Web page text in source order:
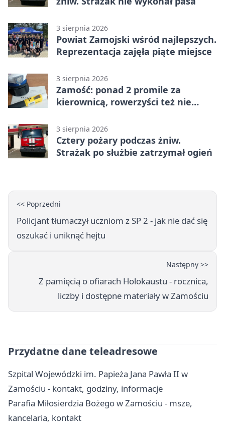
3 sierpnia 2026
Powiat Zamojski wśród najlepszych.
Reprezentacja zajęła piąte miejsce
3 sierpnia 2026
Zamość: ponad 2 promile za
kierownicą, rowerzyści też nie
3 sierpnia 2026
Cztery pożary podczas żniw.
Strażak po służbie zatrzymał ogień
<< Poprzedni
Policjant tłumaczył uczniom z SP 2 - jak nie dać się
oszukać i uniknąć hejtu
Następny >>
Z pamięcią o ofiarach Holokaustu - rocznica,
liczby i dostępne materiały w Zamościu
Przydatne dane teleadresowe
Szpital Wojewódzki im. Papieża Jana Pawła II w
Zamościu - kontakt, godziny, informacje
Parafia Miłosierdzia Bożego w Zamościu - msze,
kancelaria, kontakt